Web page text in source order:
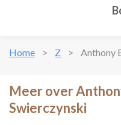
Home Z Anthony
Meer over
Swierczynski